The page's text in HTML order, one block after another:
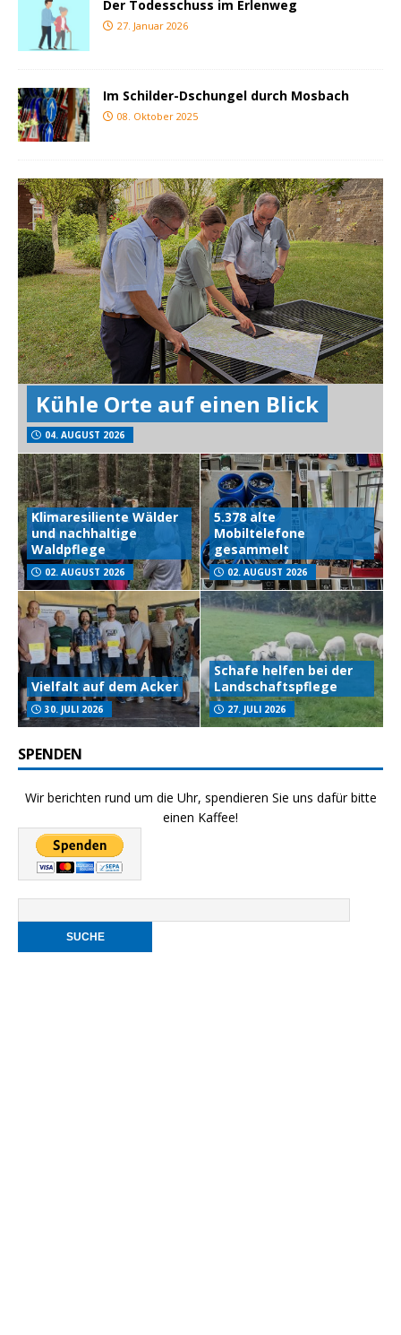
Der Todesschuss im Erlenweg
27. Januar 2026
Im Schilder-Dschungel durch Mosbach
08. Oktober 2025
Kühle Orte auf einen Blick
04. AUGUST 2026
Klimaresiliente Wälder
und nachhaltige
Waldpflege
02. AUGUST 2026
5.378 alte
Mobiltelefone
gesammelt
02. AUGUST 2026
Vielfalt auf dem Acker
30. JULI 2026
Schafe helfen bei der
Landschaftspflege
27. JULI 2026
SPENDEN
Wir berichten rund um die Uhr, spendieren Sie uns dafür bitte
einen Kaffee!